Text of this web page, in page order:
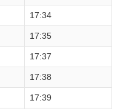
17:34
17:35
17:37
17:38
17:39